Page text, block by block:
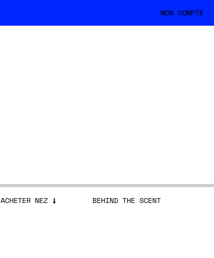
MON COMPTE
ACHETER NEZ BEHIND THE SCENT